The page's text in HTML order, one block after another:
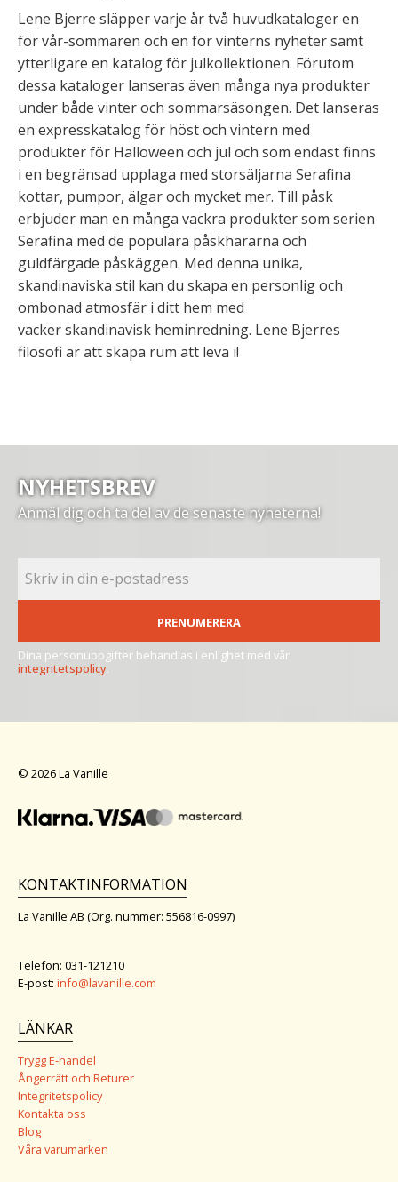
Lene Bjerre släpper varje år två huvudkataloger en
för vår-sommaren och en för vinterns nyheter samt
ytterligare en katalog för julkollektionen. Förutom
dessa kataloger lanseras även många nya produkter
under både vinter och sommarsäsongen. Det lanseras
en expresskatalog för höst och vintern med
produkter för Halloween och jul och som endast finns
i en begränsad upplaga med storsäljarna Serafina
kottar, pumpor, älgar och mycket mer. Till påsk
erbjuder man en många vackra produkter som serien
Serafina med de populära påskhararna och
guldfärgade påskäggen. Med denna unika,
skandinaviska stil kan du skapa en personlig och
ombonad atmosfär i ditt hem med
vacker skandinavisk heminredning. Lene Bjerres
filosofi är att skapa rum att leva i!
NYHETSBREV
Anmäl dig och ta del av de senaste nyheterna!
PRENUMERERA
Dina personuppgifter behandlas i enlighet med vår
integritetspolicy.
© 2026 La Vanille
KONTAKTINFORMATION
La Vanille AB (Org. nummer: 556816-0997)
Telefon: 031-121210
E-post: info@lavanille.com
LÄNKAR
Trygg E-handel
Ångerrätt och Returer
Integritetspolicy
Kontakta oss
Blog
Våra varumärken